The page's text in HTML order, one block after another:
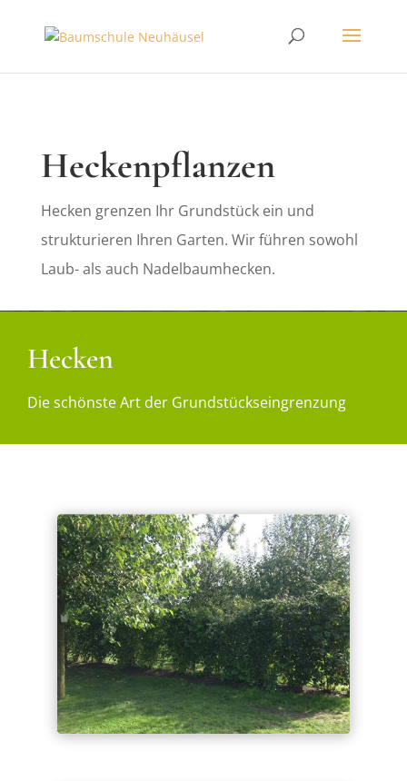
Heckenpflanzen
Hecken grenzen Ihr Grundstück ein und
strukturieren Ihren Garten. Wir führen sowohl
Laub- als auch Nadelbaumhecken.
Hecken
Die schönste Art der Grundstückseingrenzung